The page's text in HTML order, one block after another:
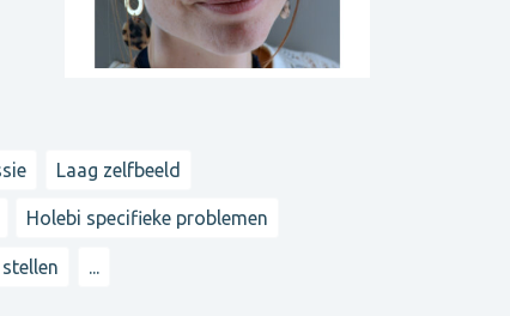
Laag zelfbeeld
Holebi specifieke problemen